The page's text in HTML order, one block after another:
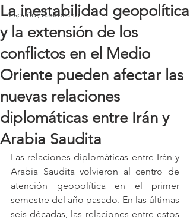
Español/Castellano
La inestabilidad geopolítica
y la extensión de los
conflictos en el Medio
Oriente pueden afectar las
nuevas relaciones
diplomáticas entre Irán y
Arabia Saudita
Las relaciones diplomáticas entre Irán y
Arabia Saudita volvieron al centro de
atención geopolítica en el primer
semestre del año pasado. En las últimas
seis décadas, las relaciones entre estos